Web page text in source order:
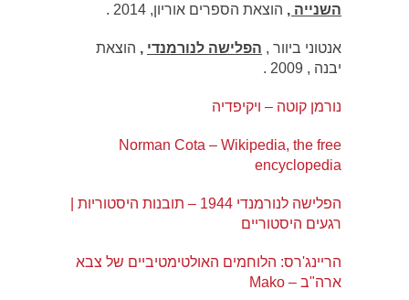
השנייה , הוצאת הספרים אוריון, 2014 .
אנטוני ביוור , הפלישה לנורמנדי , הוצאת
יבנה , 2009 .
נורמן קוטה – ויקיפדיה
Norman Cota – Wikipedia, the free
encyclopedia
הפלישה לנורמנדי 1944 – תובנות היסטוריות |
רגעים היסטוריים
הריינג'רס: הלוחמים האולטימטיביים של צבא
ארה"ב – Mako